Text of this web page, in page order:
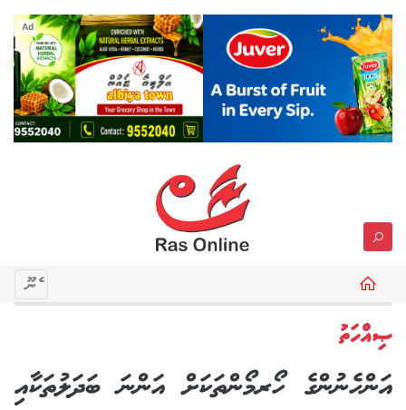
Ad
މެނޫ
ޞިއްހަތު
އަންހެނުންގެ ހޯރމޯންތަކަށް އަންނަ ބަދަލުތަކާއި